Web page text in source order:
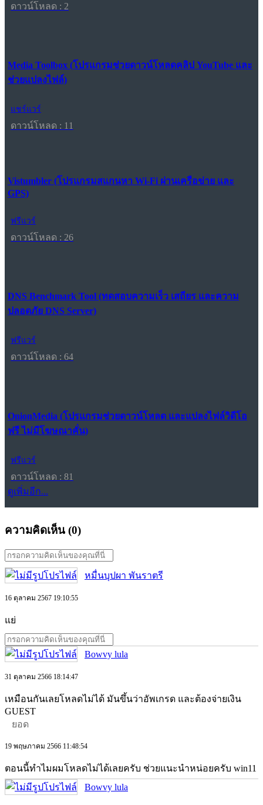
ดาวน์โหลด : 2
Media Toolbox (โปรแกรมช่วยดาวน์โหลดคลิป YouTube และ
ช่วยแปลงไฟล์)
แชร์แวร์
ดาวน์โหลด : 11
Vistumbler (โปรแกรมสแกนหา Wi-Fi ผ่านเครือข่าย และ
GPS)
ฟรีแวร์
ดาวน์โหลด : 26
DNS Benchmark Tool (ทดสอบความเร็ว เสถียร และความ
ปลอดภัย DNS Server)
ฟรีแวร์
ดาวน์โหลด : 64
OnionMedia (โปรแกรมช่วยดาวน์โหลด และแปลงไฟล์วิดีโอ
ฟรี ไม่มีโฆษณาคั่น)
ฟรีแวร์
ดาวน์โหลด : 81
ดูเพิ่มอีก...
ความคิดเห็น (0)
หมื่นบุปผา พันราตรี
16 ตุลาคม 2567 19:10:55
แย่
Bowvy lula
31 ตุลาคม 2566 18:14:47
เหมือนกันเลยโหลดไม่ได้ มันขึ้นว่าอัพเกรด และต้องจ่ายเงิน
GUEST
ยอด
19 พฤษภาคม 2566 11:48:54
ตอนนี้ทำไมผมโหลดไม่ได้เลยครับ ช่วยแนะนำหน่อยครับ win11
Bowvy lula